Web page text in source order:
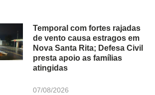
Temporal com fortes rajadas
de vento causa estragos em
Nova Santa Rita; Defesa Civil
presta apoio as famílias
atingidas
07/08/2026